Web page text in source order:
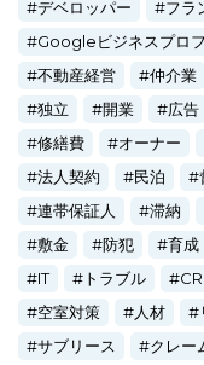
デベロッパー
フラ
Googleビジネスプロ
不動産経営
仲介業
独立
開業 広告
修繕費
オーナー
法人契約
民泊
連帯保証人
滞納
敷金
防犯 育成
IT
トラブル
空室対策
人材
サブリース
クレー